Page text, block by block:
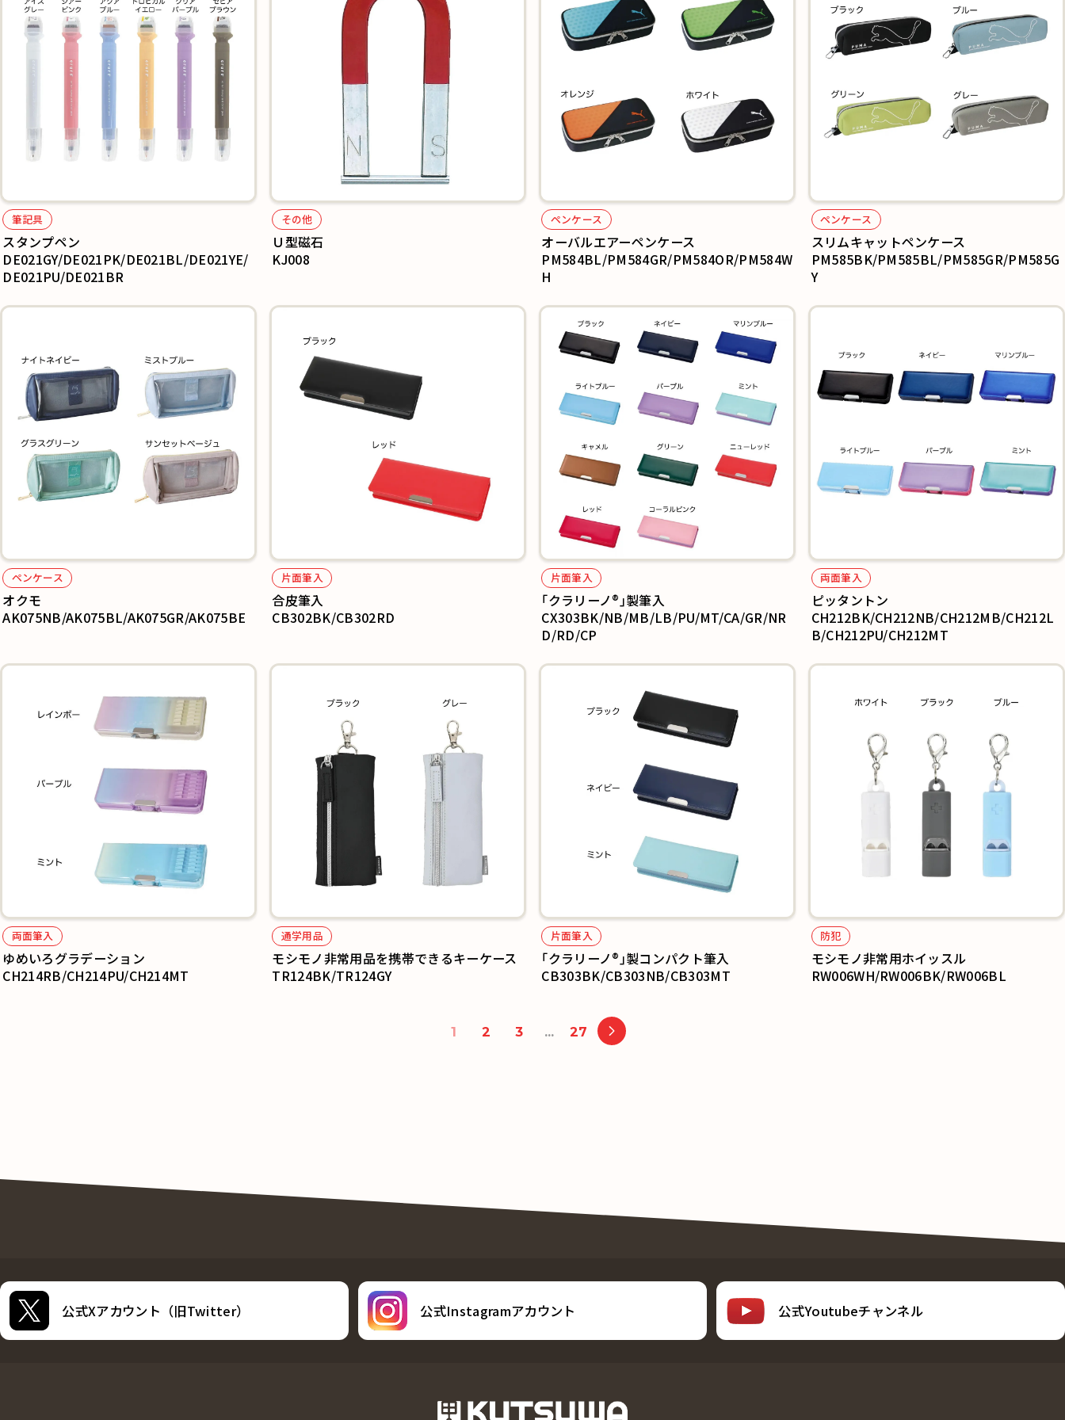
筆記具
スタンプペン
DE021GY/DE021PK/DE021BL/DE021YE/
DE021PU/DE021BR
その他
Ｕ型磁石
KJ008
ペンケース
オーバルエアーペンケース
PM584BL/PM584GR/PM584OR/PM584W
H
ペンケース
スリムキャットペンケース
PM585BK/PM585BL/PM585GR/PM585G
Y
ペンケース
オクモ
AK075NB/AK075BL/AK075GR/AK075BE
片面筆入
合皮筆入
CB302BK/CB302RD
片面筆入
｢クラリーノ®︎｣製筆入
CX303BK/NB/MB/LB/PU/MT/CA/GR/NR
D/RD/CP
両面筆入
ピッタントン
CH212BK/CH212NB/CH212MB/CH212L
B/CH212PU/CH212MT
両面筆入
ゆめいろグラデーション
CH214RB/CH214PU/CH214MT
通学用品
モシモノ非常用品を携帯できるキーケース
TR124BK/TR124GY
片面筆入
｢クラリーノ®｣製コンパクト筆入
CB303BK/CB303NB/CB303MT
防犯
モシモノ非常用ホイッスル
RW006WH/RW006BK/RW006BL
1 2 3 … 27
公式Xアカウント（旧Twitter） 公式Instagramアカウント 公式Youtubeチャンネル